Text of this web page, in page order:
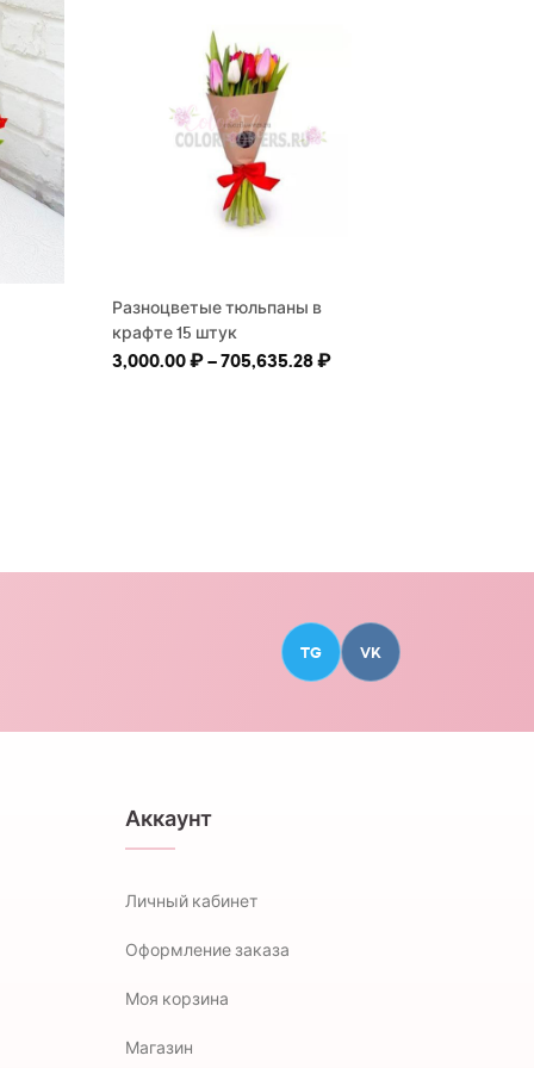
Разноцветые тюльпаны в
крафте 15 штук
3,000.00₽–705,635.28₽Диапазон цен:
TG VK
Аккаунт
Личный кабинет
Оформление заказа
Моя корзина
Магазин